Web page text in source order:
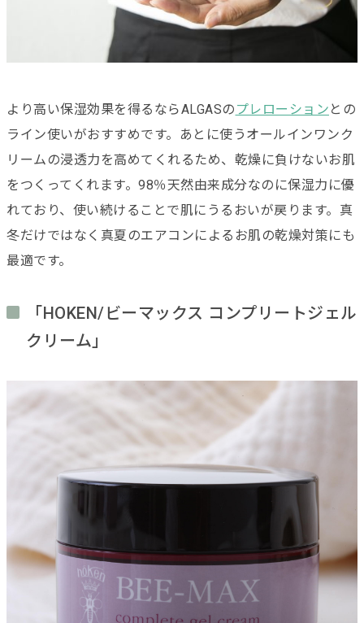
より高い保湿効果を得るならALGASの プレローション との
ライン使いがおすすめです。あとに使うオールインワンク
リームの浸透力を高めてくれるため、乾燥に負けないお肌
をつくってくれます。 98％天然由来成分なのに保湿力に優
れており、 使い続けることで肌にうるおいが戻ります。真
冬だけではなく真夏のエアコンによるお肌の乾燥対策にも
最適です。
「HOKEN/ビーマックス コンプリートジェル
クリーム」